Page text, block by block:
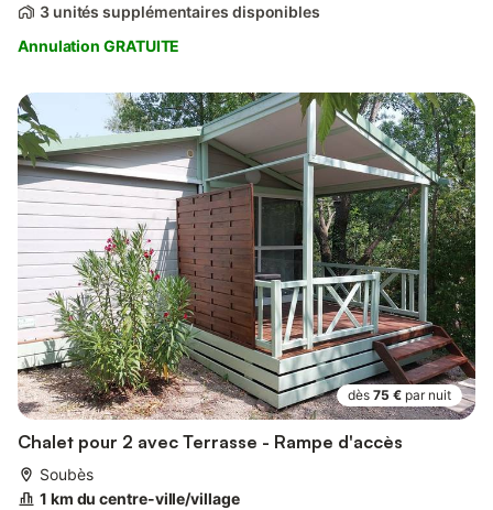
3 unités supplémentaires disponibles
Annulation GRATUITE
dès 75 € par nuit
Chalet pour 2 avec Terrasse - Rampe d'accès
Soubès
1 km du centre-ville/village